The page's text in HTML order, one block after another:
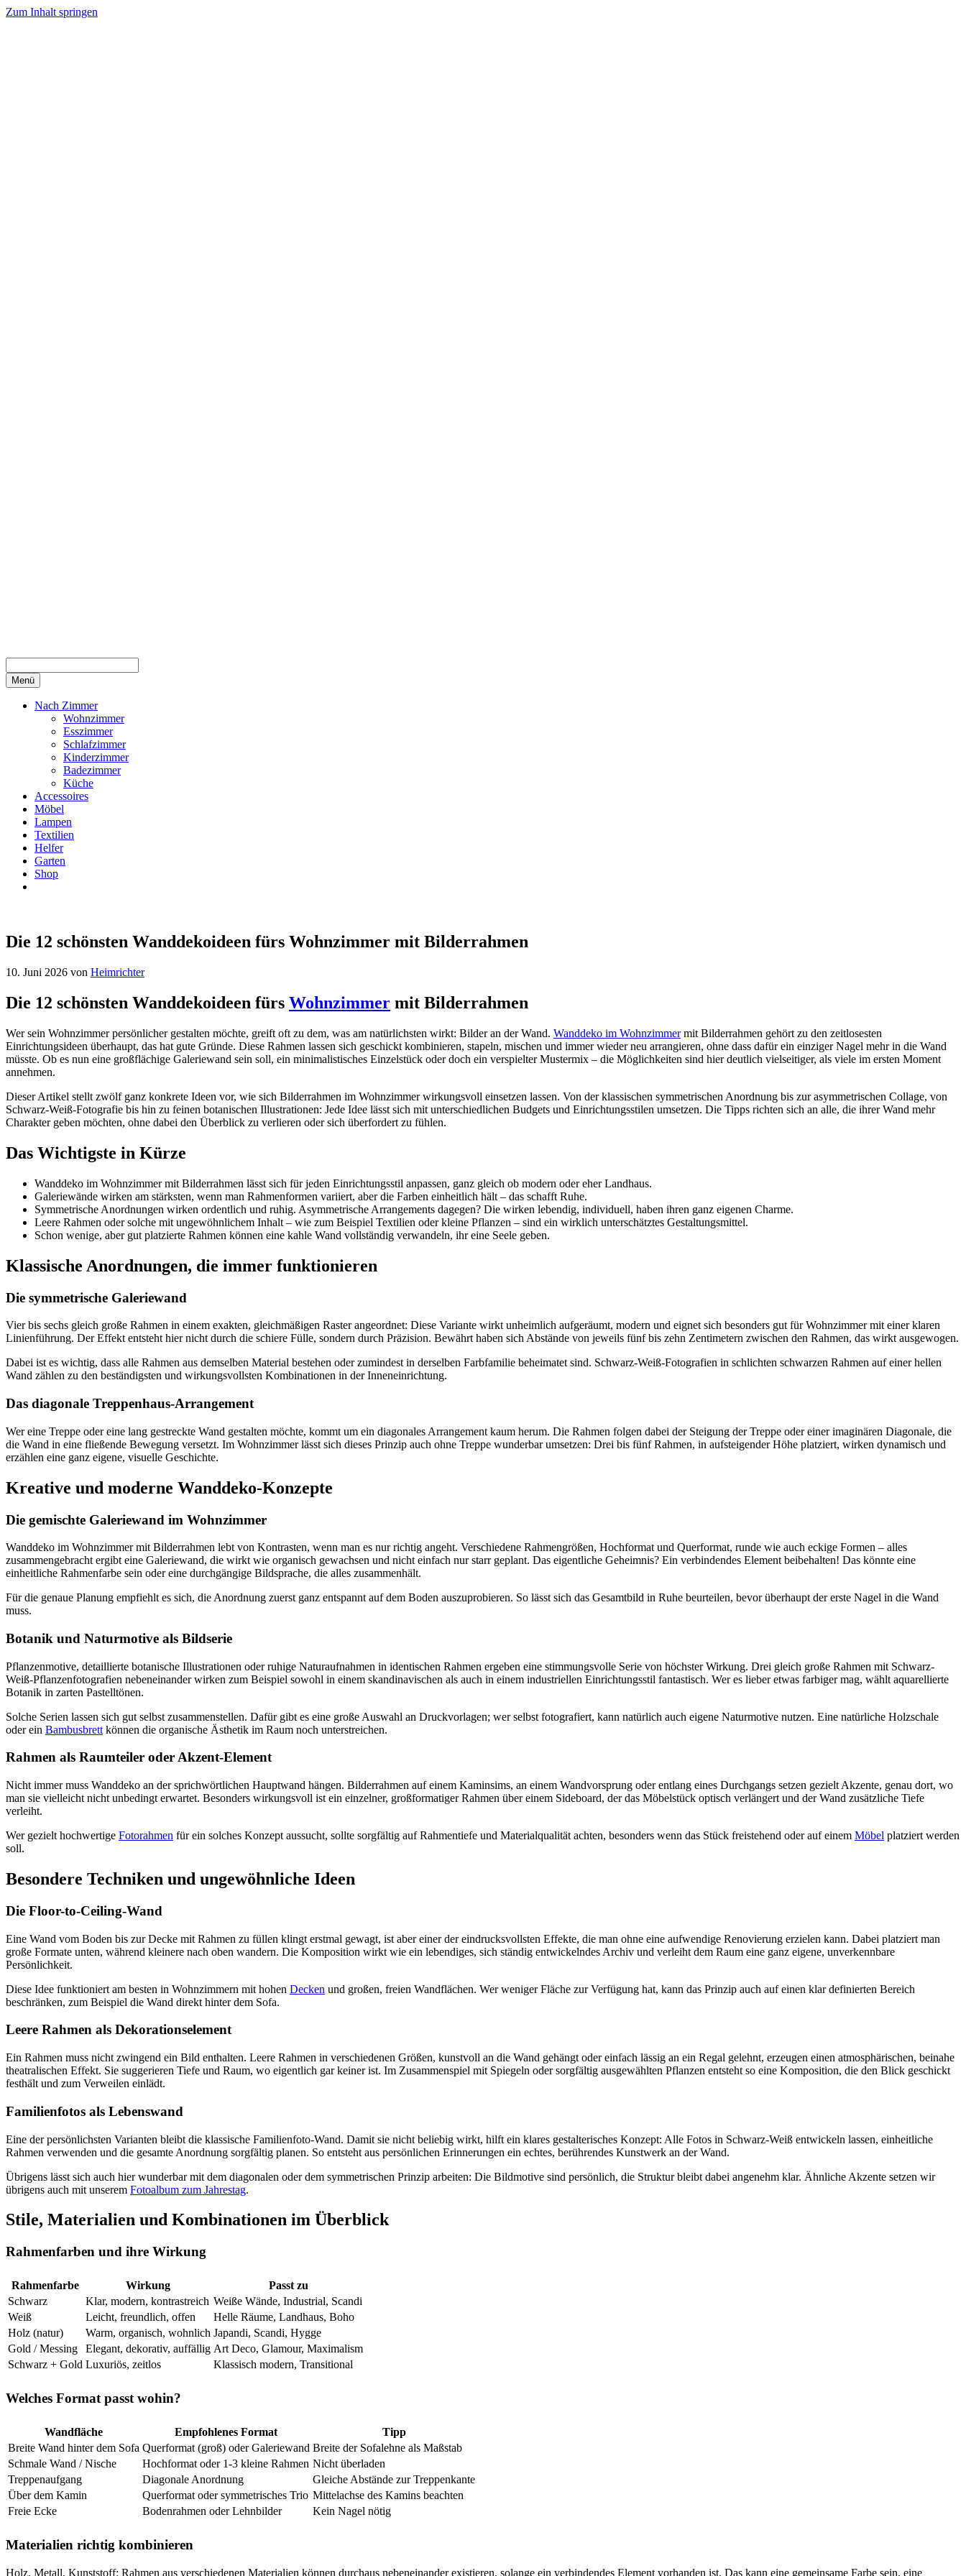
Zum Inhalt springen
Menü
Nach Zimmer
Wohnzimmer
Esszimmer
Schlafzimmer
Kinderzimmer
Badezimmer
Küche
Accessoires
Möbel
Lampen
Textilien
Helfer
Garten
Shop
Die 12 schönsten Wanddekoideen fürs Wohnzimmer mit Bilderrahmen
10. Juni 2026 von Heimrichter
Die 12 schönsten Wanddekoideen fürs Wohnzimmer mit Bilderrahmen
Wer sein Wohnzimmer persönlicher gestalten möchte, greift oft zu dem, was am natürlichsten wirkt: Bilder an der Wand. Wanddeko im Wohnzimmermit Bilderrahmen gehört zu den zeitlosesten
Einrichtungsideen überhaupt, das hat gute Gründe. Diese Rahmen lassen sich geschickt kombinieren, stapeln, mischen und immer wieder neu arrangieren, ohne dass dafür ein einziger Nagel mehr in die Wand
müsste. Ob es nun eine großflächige Galeriewand sein soll, ein minimalistisches Einzelstück oder doch ein verspielter Mustermix – die Möglichkeiten sind hier deutlich vielseitiger, als viele im ersten Moment
annehmen.
Dieser Artikel stellt zwölf ganz konkrete Ideen vor, wie sich Bilderrahmen im Wohnzimmer wirkungsvoll einsetzen lassen. Von der klassischen symmetrischen Anordnung bis zur asymmetrischen Collage, von
Schwarz-Weiß-Fotografie bis hin zu feinen botanischen Illustrationen: Jede Idee lässt sich mit unterschiedlichen Budgets und Einrichtungsstilen umsetzen. Die Tipps richten sich an alle, die ihrer Wand mehr
Charakter geben möchten, ohne dabei den Überblick zu verlieren oder sich überfordert zu fühlen.
Das Wichtigste in Kürze
Wanddeko im Wohnzimmer mit Bilderrahmen lässt sich für jeden Einrichtungsstil anpassen, ganz gleich ob modern oder eher Landhaus.
Galeriewände wirken am stärksten, wenn man Rahmenformen variiert, aber die Farben einheitlich hält – das schafft Ruhe.
Symmetrische Anordnungen wirken ordentlich und ruhig. Asymmetrische Arrangements dagegen? Die wirken lebendig, individuell, haben ihren ganz eigenen Charme.
Leere Rahmen oder solche mit ungewöhnlichem Inhalt – wie zum Beispiel Textilien oder kleine Pflanzen – sind ein wirklich unterschätztes Gestaltungsmittel.
Schon wenige, aber gut platzierte Rahmen können eine kahle Wand vollständig verwandeln, ihr eine Seele geben.
Klassische Anordnungen, die immer funktionieren
Die symmetrische Galeriewand
Vier bis sechs gleich große Rahmen in einem exakten, gleichmäßigen Raster angeordnet: Diese Variante wirkt unheimlich aufgeräumt, modern und eignet sich besonders gut für Wohnzimmer mit einer klaren
Linienführung. Der Effekt entsteht hier nicht durch die schiere Fülle, sondern durch Präzision. Bewährt haben sich Abstände von jeweils fünf bis zehn Zentimetern zwischen den Rahmen, das wirkt ausgewogen.
Dabei ist es wichtig, dass alle Rahmen aus demselben Material bestehen oder zumindest in derselben Farbfamilie beheimatet sind. Schwarz-Weiß-Fotografien in schlichten schwarzen Rahmen auf einer hellen
Wand zählen zu den beständigsten und wirkungsvollsten Kombinationen in der Inneneinrichtung.
Das diagonale Treppenhaus-Arrangement
Wer eine Treppe oder eine lang gestreckte Wand gestalten möchte, kommt um ein diagonales Arrangement kaum herum. Die Rahmen folgen dabei der Steigung der Treppe oder einer imaginären Diagonale, die
die Wand in eine fließende Bewegung versetzt. Im Wohnzimmer lässt sich dieses Prinzip auch ohne Treppe wunderbar umsetzen: Drei bis fünf Rahmen, in aufsteigender Höhe platziert, wirken dynamisch und
erzählen eine ganz eigene, visuelle Geschichte.
Kreative und moderne Wanddeko-Konzepte
Die gemischte Galeriewand im Wohnzimmer
Wanddeko im Wohnzimmer mit Bilderrahmen lebt von Kontrasten, wenn man es nur richtig angeht. Verschiedene Rahmengrößen, Hochformat und Querformat, runde wie auch eckige Formen – alles
zusammengebracht ergibt eine Galeriewand, die wirkt wie organisch gewachsen und nicht einfach nur starr geplant. Das eigentliche Geheimnis? Ein verbindendes Element beibehalten! Das könnte eine
einheitliche Rahmenfarbe sein oder eine durchgängige Bildsprache, die alles zusammenhält.
Für die genaue Planung empfiehlt es sich, die Anordnung zuerst ganz entspannt auf dem Boden auszuprobieren. So lässt sich das Gesamtbild in Ruhe beurteilen, bevor überhaupt der erste Nagel in die Wand
muss.
Botanik und Naturmotive als Bildserie
Pflanzenmotive, detaillierte botanische Illustrationen oder ruhige Naturaufnahmen in identischen Rahmen ergeben eine stimmungsvolle Serie von höchster Wirkung. Drei gleich große Rahmen mit Schwarz-
Weiß-Pflanzenfotografien nebeneinander wirken zum Beispiel sowohl in einem skandinavischen als auch in einem industriellen Einrichtungsstil fantastisch. Wer es lieber etwas farbiger mag, wählt aquarellierte
Botanik in zarten Pastelltönen.
Solche Serien lassen sich gut selbst zusammenstellen. Dafür gibt es eine große Auswahl an Druckvorlagen; wer selbst fotografiert, kann natürlich auch eigene Naturmotive nutzen. Eine natürliche Holzschale
oder ein Bambusbrett können die organische Ästhetik im Raum noch unterstreichen.
Rahmen als Raumteiler oder Akzent-Element
Nicht immer muss Wanddeko an der sprichwörtlichen Hauptwand hängen. Bilderrahmen auf einem Kaminsims, an einem Wandvorsprung oder entlang eines Durchgangs setzen gezielt Akzente, genau dort, wo
man sie vielleicht nicht unbedingt erwartet. Besonders wirkungsvoll ist ein einzelner, großformatiger Rahmen über einem Sideboard, der das Möbelstück optisch verlängert und der Wand zusätzliche Tiefe
verleiht.
Wer gezielt hochwertige Fotorahmen für ein solches Konzept aussucht, sollte sorgfältig auf Rahmentiefe und Materialqualität achten, besonders wenn das Stück freistehend oder auf einem Möbel platziert werden
soll.
Besondere Techniken und ungewöhnliche Ideen
Die Floor-to-Ceiling-Wand
Eine Wand vom Boden bis zur Decke mit Rahmen zu füllen klingt erstmal gewagt, ist aber einer der eindrucksvollsten Effekte, die man ohne eine aufwendige Renovierung erzielen kann. Dabei platziert man
große Formate unten, während kleinere nach oben wandern. Die Komposition wirkt wie ein lebendiges, sich ständig entwickelndes Archiv und verleiht dem Raum eine ganz eigene, unverkennbare
Persönlichkeit.
Diese Idee funktioniert am besten in Wohnzimmern mit hohen Decken und großen, freien Wandflächen. Wer weniger Fläche zur Verfügung hat, kann das Prinzip auch auf einen klar definierten Bereich
beschränken, zum Beispiel die Wand direkt hinter dem Sofa.
Leere Rahmen als Dekorationselement
Ein Rahmen muss nicht zwingend ein Bild enthalten. Leere Rahmen in verschiedenen Größen, kunstvoll an die Wand gehängt oder einfach lässig an ein Regal gelehnt, erzeugen einen atmosphärischen, beinahe
theatralischen Effekt. Sie suggerieren Tiefe und Raum, wo eigentlich gar keiner ist. Im Zusammenspiel mit Spiegeln oder sorgfältig ausgewählten Pflanzen entsteht so eine Komposition, die den Blick geschickt
festhält und zum Verweilen einlädt.
Familienfotos als Lebenswand
Eine der persönlichsten Varianten bleibt die klassische Familienfoto-Wand. Damit sie nicht beliebig wirkt, hilft ein klares gestalterisches Konzept: Alle Fotos in Schwarz-Weiß entwickeln lassen, einheitliche
Rahmen verwenden und die gesamte Anordnung sorgfältig planen. So entsteht aus persönlichen Erinnerungen ein echtes, berührendes Kunstwerk an der Wand.
Übrigens lässt sich auch hier wunderbar mit dem diagonalen oder dem symmetrischen Prinzip arbeiten: Die Bildmotive sind persönlich, die Struktur bleibt dabei angenehm klar. Ähnliche Akzente setzen wir
übrigens auch mit unserem Fotoalbum zum Jahrestag.
Stile, Materialien und Kombinationen im Überblick
Rahmenfarben und ihre Wirkung
Rahmenfarbe Wirkung
Passt zu
Schwarz
Klar, modern, kontrastreich Weiße Wände, Industrial, Scandi
Weiß
Leicht, freundlich, offen
Helle Räume, Landhaus, Boho
Holz (natur)
Warm, organisch, wohnlich Japandi, Scandi, Hygge
Gold / Messing
Elegant, dekorativ, auffällig Art Deco, Glamour, Maximalism
Schwarz + Gold Luxuriös, zeitlos Klassisch modern, Transitional
Welches Format passt wohin?
Wandfläche Empfohlenes Format
Tipp
Breite Wand hinter dem Sofa Querformat (groß) oder Galeriewand Breite der Sofalehne als Maßstab
Schmale Wand / Nische
Hochformat oder 1-3 kleine Rahmen Nicht überladen
Treppenaufgang
Diagonale Anordnung
Gleiche Abstände zur Treppenkante
Über dem Kamin
Querformat oder symmetrisches Trio Mittelachse des Kamins beachten
Freie Ecke
Bodenrahmen oder Lehnbilder Kein Nagel nötig
Materialien richtig kombinieren
Holz, Metall, Kunststoff: Rahmen aus verschiedenen Materialien können durchaus nebeneinander existieren, solange ein verbindendes Element vorhanden ist. Das kann eine gemeinsame Farbe sein, eine